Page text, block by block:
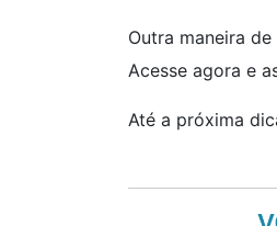
Outra maneira
Acesse agora e
Até a próxima